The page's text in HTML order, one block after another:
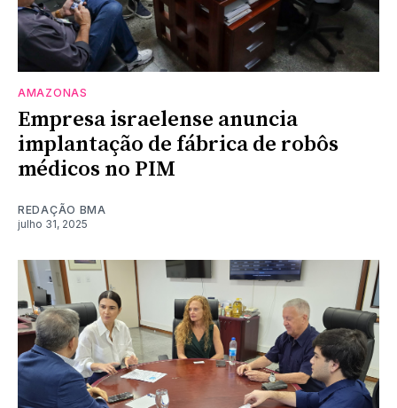
AMAZONAS
Empresa israelense anuncia
implantação de fábrica de robôs
médicos no PIM
REDAÇÃO BMA
julho 31, 2025